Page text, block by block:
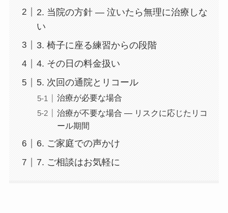
2. 当院の方針 ― 泣いたら無理に治療しな
い
3. 椅子に座る練習からの段階
4. その日の料金扱い
5. 次回の通院とリコール
治療が必要な場合
治療が不要な場合 ― リスクに応じたリコ
ール期間
6. ご家庭での声かけ
7. ご相談はお気軽に